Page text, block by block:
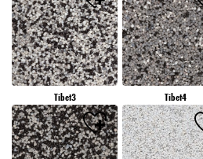
Tibet3 Tibet4